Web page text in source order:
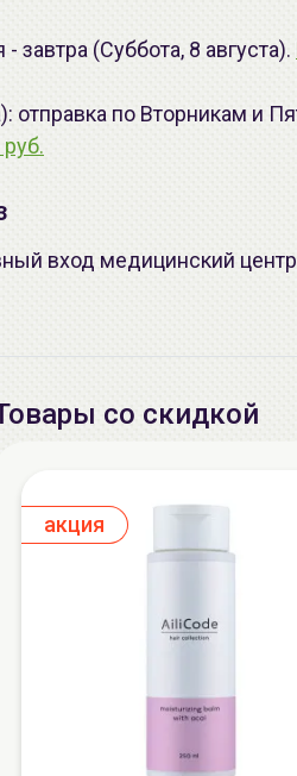
(Суббота, 8 августа).
отправка по Вторникам и
вход медицинский центр
со скидкой
aкция